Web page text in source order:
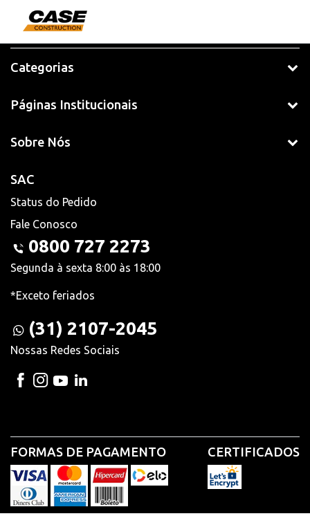
Categorias
Páginas Institucionais
Sobre Nós
SAC
Status do Pedido
Fale Conosco
0800 727 2273
Segunda à sexta 8:00 às 18:00
*Exceto feriados
(31) 2107-2045
Nossas Redes Sociais
FORMAS DE PAGAMENTO CERTIFICADOS